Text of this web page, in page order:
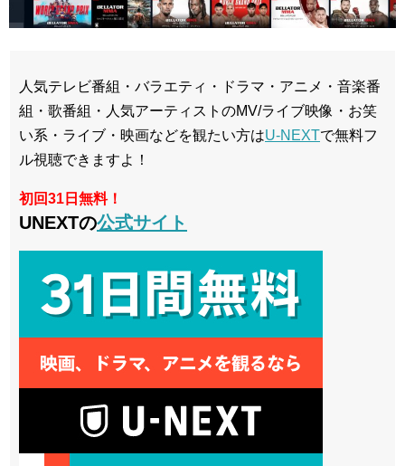
人気テレビ番組・バラエティ・ドラマ・アニメ・音楽番
組・歌番組・人気アーティストのMV/ライブ映像・お笑
い系・ライブ・映画などを観たい方はU-NEXTで無料フ
ル視聴できますよ！
初回31日無料！
UNEXTの公式サイト